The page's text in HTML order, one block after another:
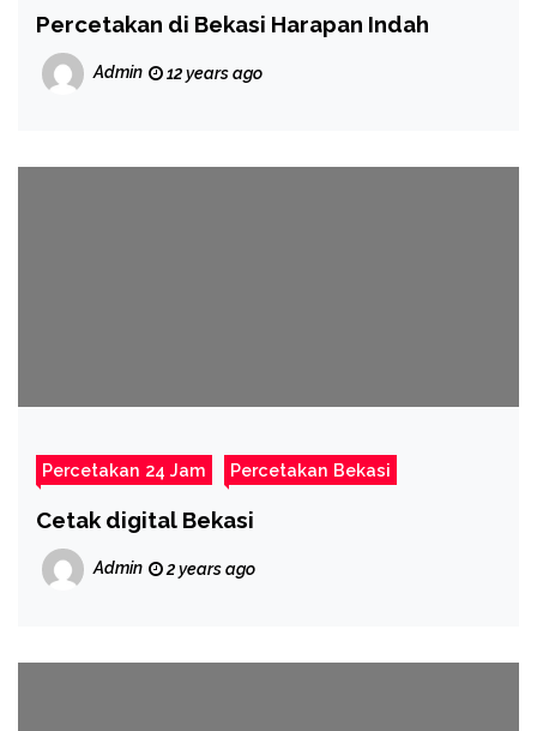
Percetakan di Bekasi Harapan Indah
Admin 12 years ago
Percetakan 24 Jam Percetakan Bekasi
Cetak digital Bekasi
Admin 2 years ago